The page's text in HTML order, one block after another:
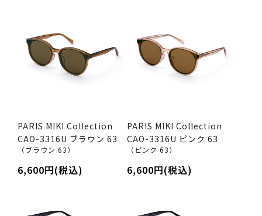
PARIS MIKI Collection
CAO-3316U ブラウン 63
（ブラウン 63）
6,600円(税込)
PARIS MIKI Collection
CAO-3316U ピンク 63
（ピンク 63）
6,600円(税込)